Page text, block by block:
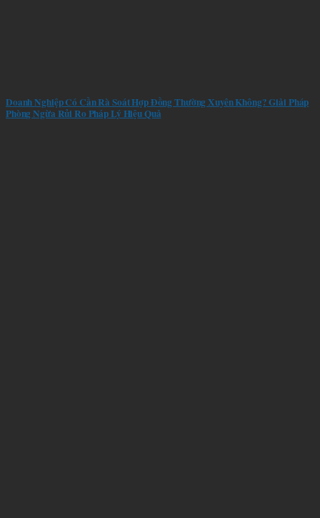
Doanh Nghiệp Có Cần Rà Soát Hợp Đồng Thường Xuyên Không? Giải Pháp
Phòng Ngừa Rủi Ro Pháp Lý Hiệu Quả